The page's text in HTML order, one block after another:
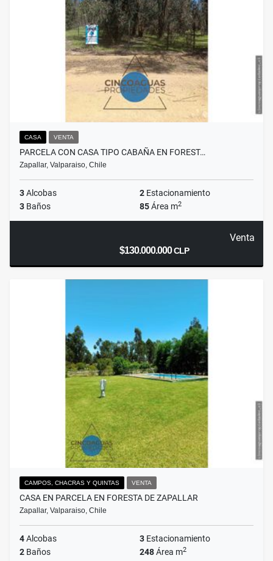
CASA VENTA
PARCELA CON CASA TIPO CABAÑA EN FOREST…
Zapallar, Valparaiso, Chile
3Alcobas 2 Estacionamiento
3 Baños 85Área m2
Venta
$130.000.000CLP
CAMPOS, CHACRAS Y QUINTAS VENTA
CASA EN PARCELA EN FORESTA DE ZAPALLAR
Zapallar, Valparaiso, Chile
4Alcobas 3 Estacionamiento
2 Baños 248Área m2